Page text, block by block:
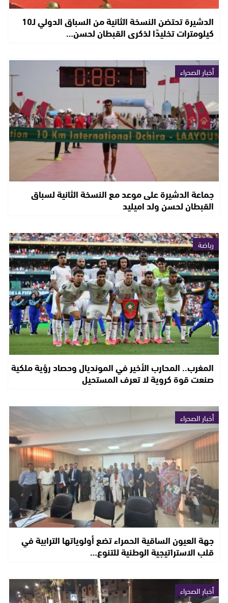
الدشيرة تحتضن النسخة الثانية من السباق الدولي لـ10
كيلومترات تخليدًا لذكرى القبطان لحسن…
أخبار الصحراء
جماعة الدشيرة على موعد مع النسخة الثانية لسباق
القبطان لحسن ولد اميليد
رياضة
المغرب.. المحارب الأخير في المونديال وحصاد رؤية ملكية
صنعت قوة كروية لا تعرف المستحيل
أخبار الصحراء
جهة العيون الساقية الحمراء تضع أولوياتها الترابية في
قلب الاستراتيجية الوطنية للتنوع…
أخبار الصحراء